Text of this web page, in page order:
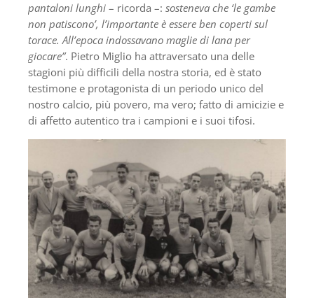
pantaloni lunghi – ricorda –: sosteneva che ‘le gambe
non patiscono’, l’importante è essere ben coperti sul
torace. All’epoca indossavano maglie di lana per
giocare”. Pietro Miglio ha attraversato una delle
stagioni più difficili della nostra storia, ed è stato
testimone e protagonista di un periodo unico del
nostro calcio, più povero, ma vero; fatto di amicizie e
di affetto autentico tra i campioni e i suoi tifosi.